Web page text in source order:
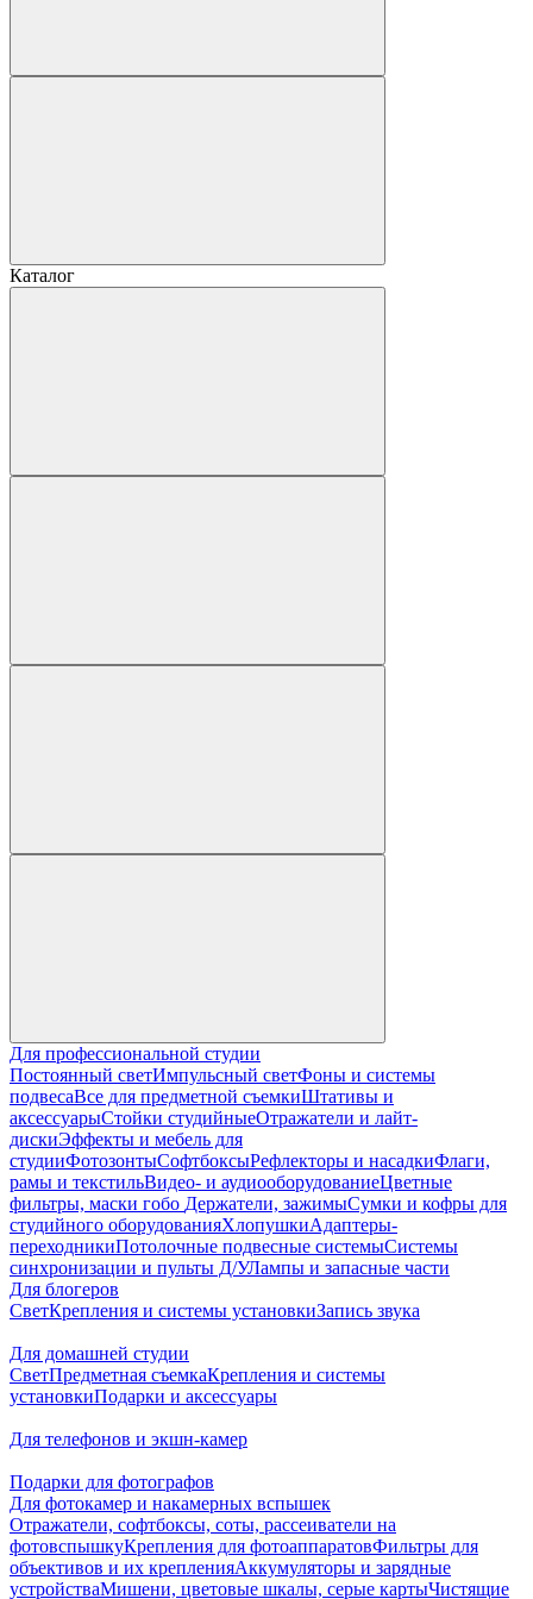
Каталог
Для профессиональной студии
Постоянный светИмпульсный светФоны и системы
подвесаВсе для предметной съемкиШтативы и
аксессуарыСтойки студийныеОтражатели и лайт-
дискиЭффекты и мебель для
студииФотозонтыСофтбоксыРефлекторы и насадкиФлаги,
рамы и текстильВидео- и аудиооборудованиеЦветные
фильтры, маски гобо Держатели, зажимыСумки и кофры для
студийного оборудованияХлопушкиАдаптеры-
переходникиПотолочные подвесные системыСистемы
синхронизации и пульты Д/УЛампы и запасные части
Для блогеров
СветКрепления и системы установкиЗапись звука
Для домашней студии
СветПредметная съемкаКрепления и системы
установкиПодарки и аксессуары
Для телефонов и экшн-камер
Подарки для фотографов
Для фотокамер и накамерных вспышек
Отражатели, софтбоксы, соты, рассеиватели на
фотовспышкуКрепления для фотоаппаратовФильтры для
объективов и их крепленияАккумуляторы и зарядные
устройстваМишени, цветовые шкалы, серые картыЧистящие